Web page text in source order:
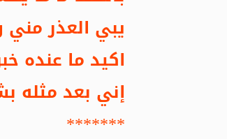
يبي العذر
اكيد ما عنده
إني بعد مثله
*******